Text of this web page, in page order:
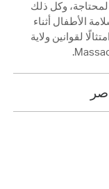
وكل ذلك
الأطفال أثناء
لقوانين ولاية